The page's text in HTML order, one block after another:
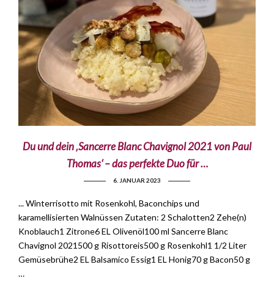
Du und dein ‚Sancerre Blanc Chavignol 2021 von Paul
Thomas‘ – das perfekte Duo für …
6. JANUAR 2023
... Winterrisotto mit Rosenkohl, Baconchips und
karamellisierten Walnüssen Zutaten: 2 Schalotten2 Zehe(n)
Knoblauch1 Zitrone6 EL Olivenöl100 ml Sancerre Blanc
Chavignol 2021500 g Risottoreis500 g Rosenkohl1 1/2 Liter
Gemüsebrühe2 EL Balsamico Essig1 EL Honig70 g Bacon50 g
…